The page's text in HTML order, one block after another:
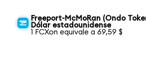
Freeport-McMoRan (Ondo
Dólar estadounidense
1 FCXon equivale a 69,59 $